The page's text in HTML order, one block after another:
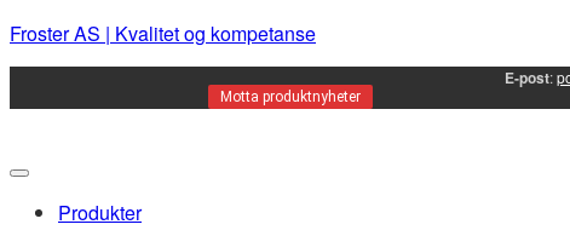
Froster AS | Kvalitet og kompetanse
E-post:
Motta produktnyheter
Produkter